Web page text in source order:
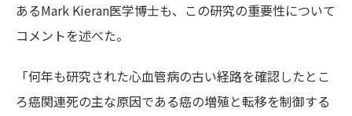
あるMark Kieran医学博士も、この研究の重要性について
コメントを述べた。
「何年も研究された心血管病の古い経路を確認したとこ
ろ癌関連死の主な原因である癌の増殖と転移を制御する